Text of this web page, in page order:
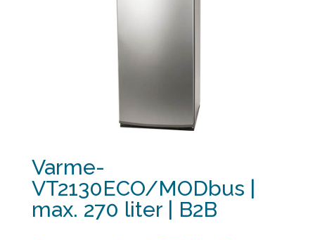
Varme-
VT2130ECO/MODbus |
max. 270 liter | B2B